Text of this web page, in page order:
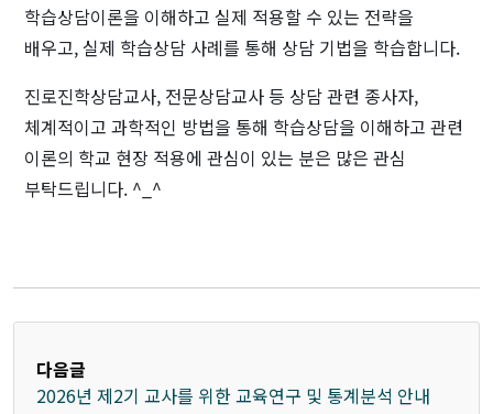
학습상담이론을 이해하고 실제 적용할 수 있는 전략을
배우고, 실제 학습상담 사례를 통해 상담 기법을 학습합니다.
진로진학상담교사, 전문상담교사 등 상담 관련 종사자,
체계적이고 과학적인 방법을 통해 학습상담을 이해하고 관련
이론의 학교 현장 적용에 관심이 있는 분은 많은 관심
부탁드립니다. ^_^
다음글
2026년 제2기 교사를 위한 교육연구 및 통계분석 안내